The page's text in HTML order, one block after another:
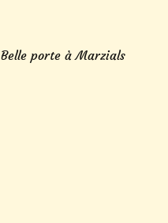
Belle porte à Marzials